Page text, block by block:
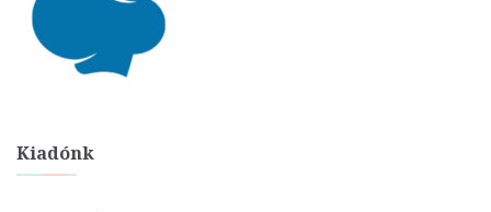
Kiadónk